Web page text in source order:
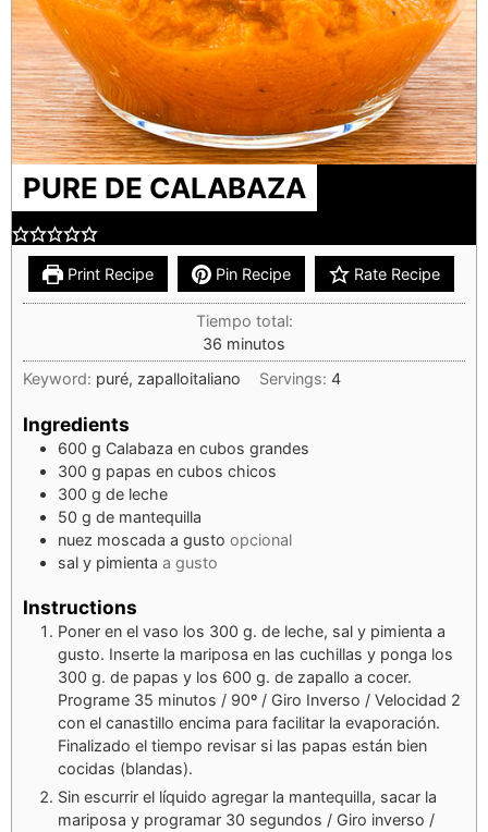
PURE DE CALABAZA
Print Recipe Pin Recipe Rate Recipe
Tiempo total:
36 minutos
Keyword: puré, zapalloitaliano Servings:4
Ingredients
600 g Calabaza en cubos grandes
300 g papas en cubos chicos
300 g de leche
50 g de mantequilla
nuez moscada a gusto opcional
sal y pimienta a gusto
Instructions
Poner en el vaso los 300 g. de leche, sal y pimienta a
gusto. Inserte la mariposa en las cuchillas y ponga los
300 g. de papas y los 600 g. de zapallo a cocer.
Programe 35 minutos / 90º / Giro Inverso / Velocidad 2
con el canastillo encima para facilitar la evaporación.
Finalizado el tiempo revisar si las papas están bien
cocidas (blandas).
Sin escurrir el líquido agregar la mantequilla, sacar la
mariposa y programar 30 segundos / Giro inverso /